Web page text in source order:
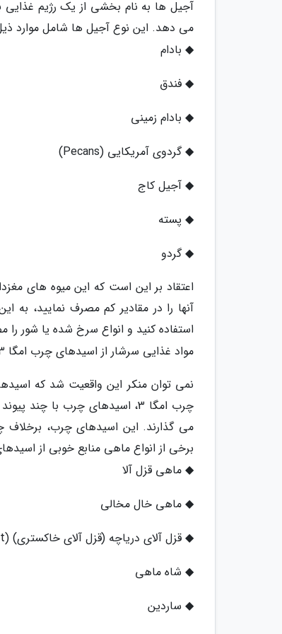
آجیل ها به نام بخشی از یک رژیم غذایی
می دهد. این نوع آجیل ها شامل موارد
◆ بادام
◆ فندق
◆ بادام زمینی
◆ گردوی آمریکایی (Pecans)
◆ آجیل کاج
◆ پسته
◆ گردو
اعتقاد بر این است که این میوه های
آنها را در مقادیر کم مصرف نمایید، به
استفاده کنید و انواع سرخ شده یا شور را
مواد غذایی سرشار از اسیدهای چرب امگا 3
چرب امگا 3، اسیدهای چرب با
می گذارند. این اسیدهای چرب، برخلاف
برخی از انواع ماهی منابع خوبی از اسیدهای چرب امگا 3
◆ ماهی قزل آلا
◆ ماهی خال مخالی
◆ قزل آلای دریاچه (قزل آلای خاکستری) (Lake trout)
◆ شاه ماهی
◆ ساردین